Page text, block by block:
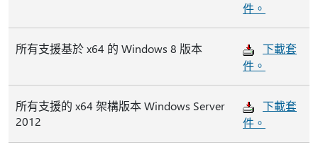
件。
所有支援基於 x64 的 Windows 8 版本
下載套
件。
所有支援的 x64 架構版本 Windows Server
2012
下載套
件。